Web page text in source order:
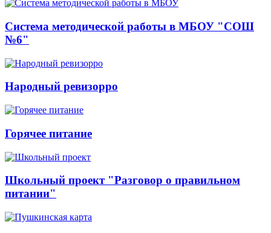
Система методической работы в МБОУ "СОШ
№6"
Народный ревизорро
Горячее питание
Школьный проект "Разговор о правильном
питании"